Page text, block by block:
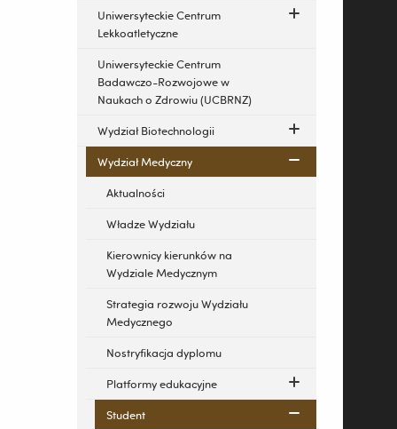
Uniwersyteckie Centrum
Lekkoatletyczne
Uniwersyteckie Centrum
Badawczo-Rozwojowe w
Naukach o Zdrowiu (UCBRNZ)
Wydział Biotechnologii
Wydział Medyczny
Aktualności
Władze Wydziału
Kierownicy kierunków na
Wydziale Medycznym
Strategia rozwoju Wydziału
Medycznego
Nostryfikacja dyplomu
Platformy edukacyjne
Student